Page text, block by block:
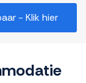
- Klik hier